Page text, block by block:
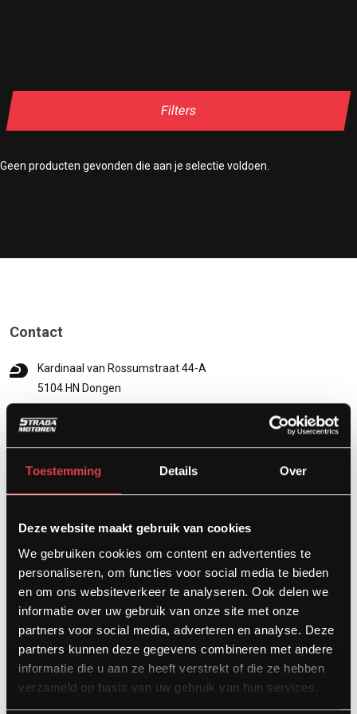
Toestemming Details Over
Deze website maakt gebruik van cookies
We gebruiken cookies om content en advertenties te
personaliseren, om functies voor social media te bieden
en om ons websiteverkeer te analyseren. Ook delen we
informatie over uw gebruik van onze site met onze
partners voor social media, adverteren en analyse. Deze
partners kunnen deze gegevens combineren met andere
informatie die u aan ze heeft verstrekt of die ze hebben
verzameld op basis van uw gebruik van hun services.
Filters
Geen producten gevonden die aan je selectie voldoen.
Contact
Kardinaal van Rossumstraat 44-A
5104 HN Dongen
info@stradamotoren.nl
Whatsapp
Diensten
Afspraak showroom
Afspraak werkplaats